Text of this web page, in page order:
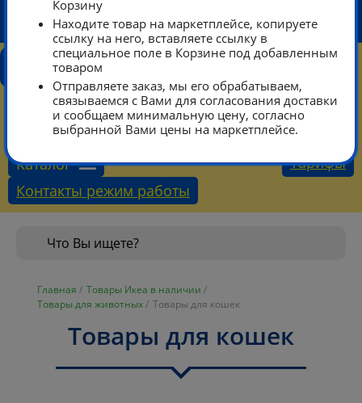
ikeaDos@mail.ru
КАТАЛОГ ТАРИФЫ
КОНТАКТЫ
КОРЗИНА
Каталог
Тарифы
Контакты режим работы
Главная / Товары Икеа в наличии /
Товары для животных/ Товары для кошек
Товары для кошек
Корзину
Находите товар на маркетплейсе, копируете
ссылку на него, вставляете ссылку в
специальное поле в Корзине под добавленным
товаром
Отправляете заказ, мы его обрабатываем,
связываемся с Вами для согласования доставки
и сообщаем минимальную цену, согласно
выбранной Вами цены на маркетплейсе.